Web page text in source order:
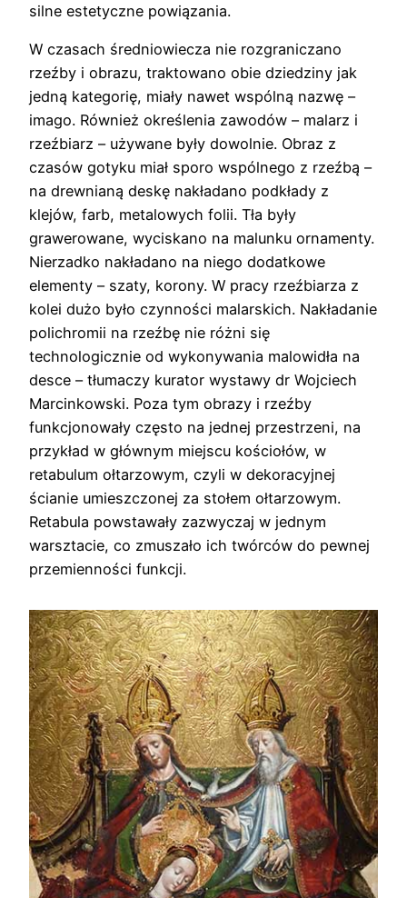
silne estetyczne powiązania.
W czasach średniowiecza nie rozgraniczano
rzeźby i obrazu, traktowano obie dziedziny jak
jedną kategorię, miały nawet wspólną nazwę –
imago. Również określenia zawodów – malarz i
rzeźbiarz – używane były dowolnie. Obraz z
czasów gotyku miał sporo wspólnego z rzeźbą –
na drewnianą deskę nakładano podkłady z
klejów, farb, metalowych folii. Tła były
grawerowane, wyciskano na malunku ornamenty.
Nierzadko nakładano na niego dodatkowe
elementy – szaty, korony. W pracy rzeźbiarza z
kolei dużo było czynności malarskich. Nakładanie
polichromii na rzeźbę nie różni się
technologicznie od wykonywania malowidła na
desce – tłumaczy kurator wystawy dr Wojciech
Marcinkowski. Poza tym obrazy i rzeźby
funkcjonowały często na jednej przestrzeni, na
przykład w głównym miejscu kościołów, w
retabulum ołtarzowym, czyli w dekoracyjnej
ścianie umieszczonej za stołem ołtarzowym.
Retabula powstawały zazwyczaj w jednym
warsztacie, co zmuszało ich twórców do pewnej
przemienności funkcji.